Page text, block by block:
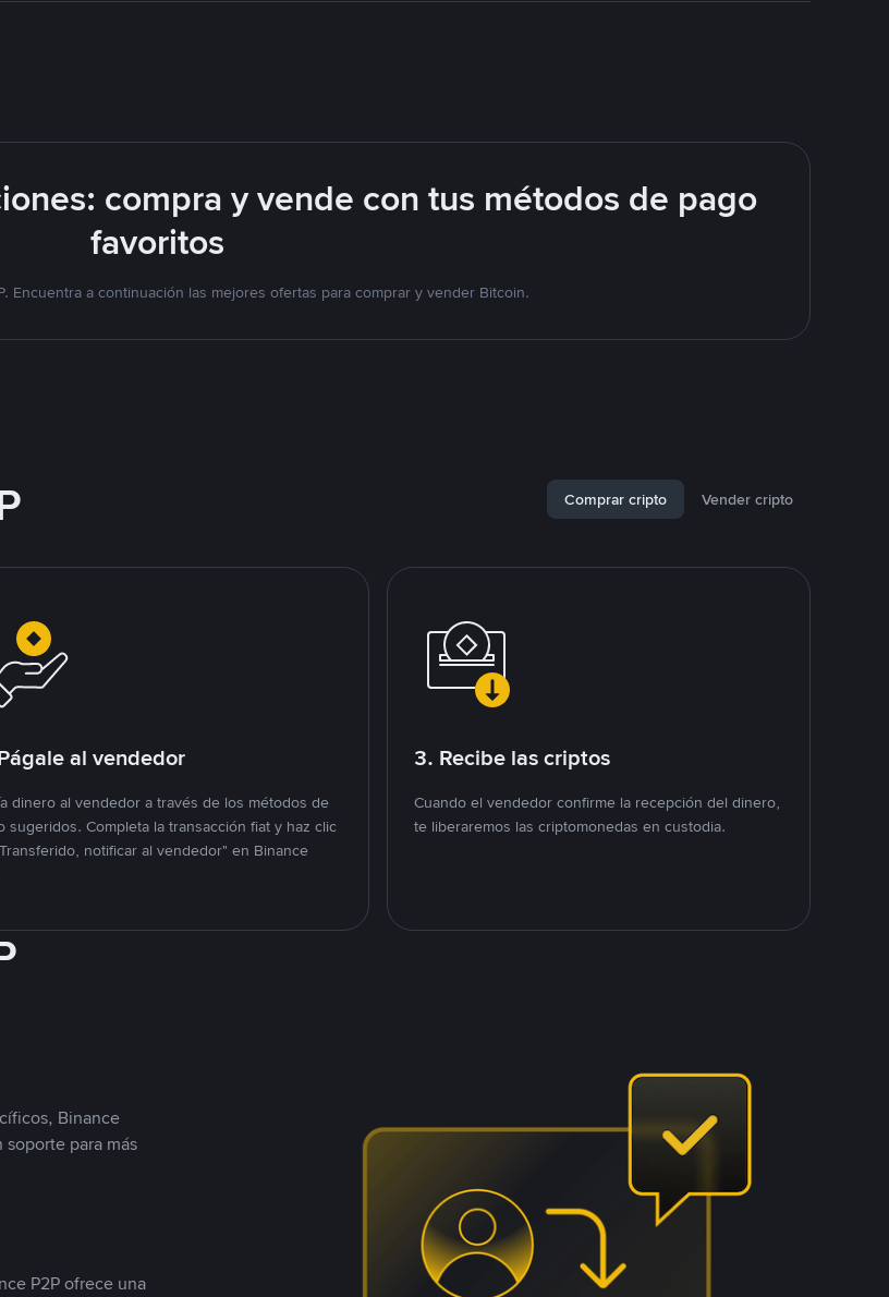
compra y vende con tus métodos de pago
favoritos
Encuentra a continuación las mejores ofertas para comprar y vender Bitcoin.
Comprar cripto Vender cripto
al vendedor
dinero al vendedor a través de los métodos de
sugeridos. Completa la transacción fiat y haz clic
notificar al vendedor" en Binance
3. Recibe las criptos
Cuando el vendedor confirme la recepción del dinero,
te liberaremos las criptomonedas en custodia.
Binance
para más
P2P ofrece una